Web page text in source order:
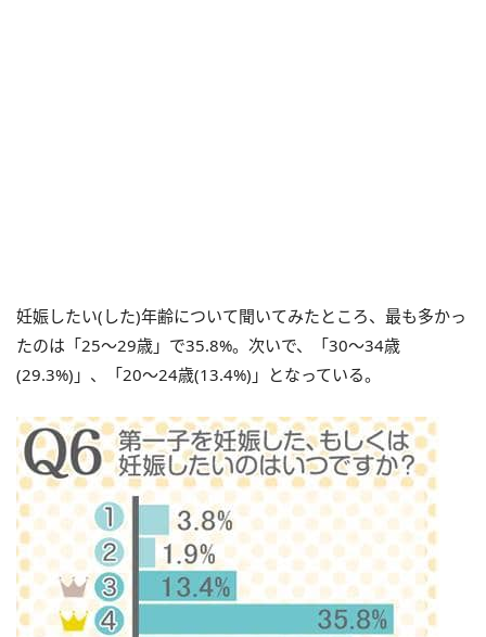
妊娠したい(した)年齢について聞いてみたところ、最も多かっ
たのは「25～29歳」で35.8%。次いで、「30～34歳
(29.3%)」、「20～24歳(13.4%)」となっている。